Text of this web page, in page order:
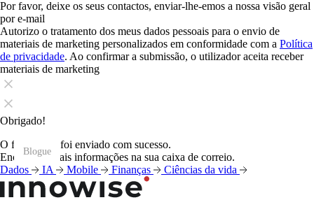
Por favor, deixe os seus contactos, enviar-lhe-emos a nossa visão geral
por e-mail
Autorizo o tratamento dos meus dados pessoais para o envio de
materiais de marketing personalizados em conformidade com a Política
de privacidade. Ao confirmar a submissão, o utilizador aceita receber
materiais de marketing
Obrigado!
O formulário foi enviado com sucesso.
Encontrará mais informações na sua caixa de correio.
Dados
IA Mobile Finanças Ciências da vida
Blogue
Blogue
Blogue
Blogue
Blogue
Blogue
Blogue
Blogue
Blogue
Blogue
Blogue
Blogue